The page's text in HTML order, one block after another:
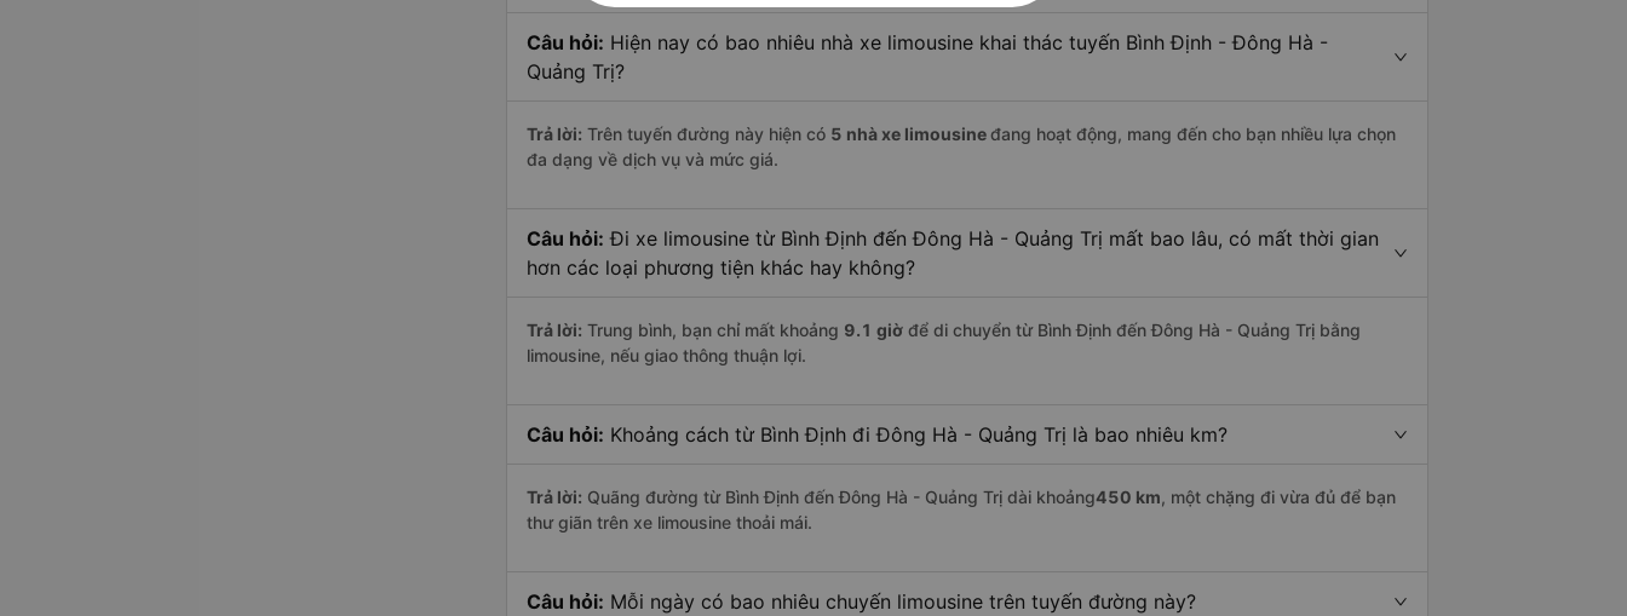
Câu hỏi: Hiện nay có bao nhiêu nhà xe limousine khai thác tuyến Bình Định - Đông Hà -
Quảng Trị?
Trả lời: Trên tuyến đường này hiện có 5 nhà xe limousineđang hoạt động, mang đến cho bạn nhiều lựa chọn
đa dạng về dịch vụ và mức giá.
Câu hỏi: Đi xe limousine từ Bình Định đến Đông Hà - Quảng Trị mất bao lâu, có mất thời gian
hơn các loại phương tiện khác hay không?
Trả lời: Trung bình, bạn chỉ mất khoảng 9.1 giờ để di chuyển từ Bình Định đến Đông Hà - Quảng Trị bằng
limousine, nếu giao thông thuận lợi.
Câu hỏi: Khoảng cách từ Bình Định đi Đông Hà - Quảng Trị là bao nhiêu km?
Trả lời: Quãng đường từ Bình Định đến Đông Hà - Quảng Trị dài khoảng450 km, một chặng đi vừa đủ để bạn
thư giãn trên xe limousine thoải mái.
Câu hỏi: Mỗi ngày có bao nhiêu chuyến limousine trên tuyến đường này?